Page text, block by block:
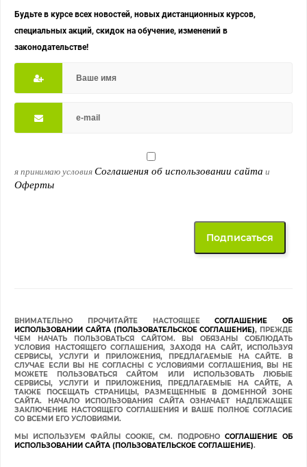
Будьте в курсе всех новостей, новых дистанционных курсов,
специальных акций, скидок на обучение, изменений в
законодательстве!
я принимаю условияСоглашения об использовании сайта и
Оферты
ВНИМАТЕЛЬНО ПРОЧИТАЙТЕ НАСТОЯЩЕЕСОГЛАШЕНИЕ ОБ
ИСПОЛЬЗОВАНИИ САЙТА (ПОЛЬЗОВАТЕЛЬСКОЕ СОГЛАШЕНИЕ), ПРЕЖДЕ
ЧЕМ НАЧАТЬ ПОЛЬЗОВАТЬСЯ САЙТОМ. ВЫ ОБЯЗАНЫ СОБЛЮДАТЬ
УСЛОВИЯ НАСТОЯЩЕГО СОГЛАШЕНИЯ, ЗАХОДЯ НА САЙТ, ИСПОЛЬЗУЯ
СЕРВИСЫ, УСЛУГИ И ПРИЛОЖЕНИЯ, ПРЕДЛАГАЕМЫЕ НА САЙТЕ. В
СЛУЧАЕ ЕСЛИ ВЫ НЕ СОГЛАСНЫ С УСЛОВИЯМИ СОГЛАШЕНИЯ, ВЫ НЕ
МОЖЕТЕ ПОЛЬЗОВАТЬСЯ САЙТОМ ИЛИ ИСПОЛЬЗОВАТЬ ЛЮБЫЕ
СЕРВИСЫ, УСЛУГИ И ПРИЛОЖЕНИЯ, ПРЕДЛАГАЕМЫЕ НА САЙТЕ, А
ТАКЖЕ ПОСЕЩАТЬ СТРАНИЦЫ, РАЗМЕЩЕННЫЕ В ДОМЕННОЙ ЗОНЕ
САЙТА. НАЧАЛО ИСПОЛЬЗОВАНИЯ САЙТА ОЗНАЧАЕТ НАДЛЕЖАЩЕЕ
ЗАКЛЮЧЕНИЕ НАСТОЯЩЕГО СОГЛАШЕНИЯ И ВАШЕ ПОЛНОЕ СОГЛАСИЕ
СО ВСЕМИ ЕГО УСЛОВИЯМИ.
МЫ ИСПОЛЬЗУЕМ ФАЙЛЫ COOKIE, СМ. ПОДРОБНОСОГЛАШЕНИЕ ОБ
ИСПОЛЬЗОВАНИИ САЙТА (ПОЛЬЗОВАТЕЛЬСКОЕ СОГЛАШЕНИЕ).